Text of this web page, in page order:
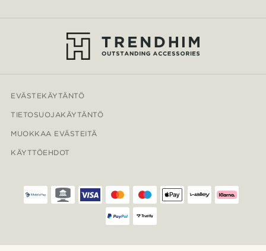
EVÄSTEKÄYTÄNTÖ
TIETOSUOJAKÄYTÄNTÖ
MUOKKAA EVÄSTEITÄ
KÄYTTÖEHDOT